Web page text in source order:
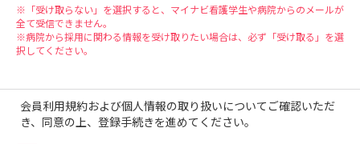
※「受け取らない」を選択すると、マイナビ看護学生や病院からのメールが
全て受信できません。
※病院から採用に関わる情報を受け取りたい場合は、必ず「受け取る」を選
択してください。
会員利用規約および個人情報の取り扱いについてご確認いただ
き、同意の上、登録手続きを進めてください。